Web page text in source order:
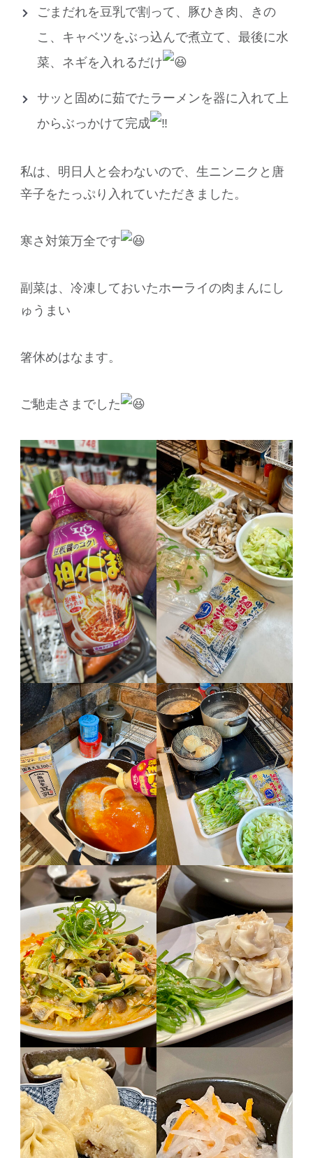
ごまだれを豆乳で割って、豚ひき肉、きの
こ、キャベツをぶっ込んで煮立て、最後に水
菜、ネギを入れるだけ
サッと固めに茹でたラーメンを器に入れて上
からぶっかけて完成
私は、明日人と会わないので、生ニンニクと唐
辛子をたっぷり入れていただきました。
寒さ対策万全です
副菜は、冷凍しておいたホーライの肉まんにし
ゅうまい
箸休めはなます。
ご馳走さまでした